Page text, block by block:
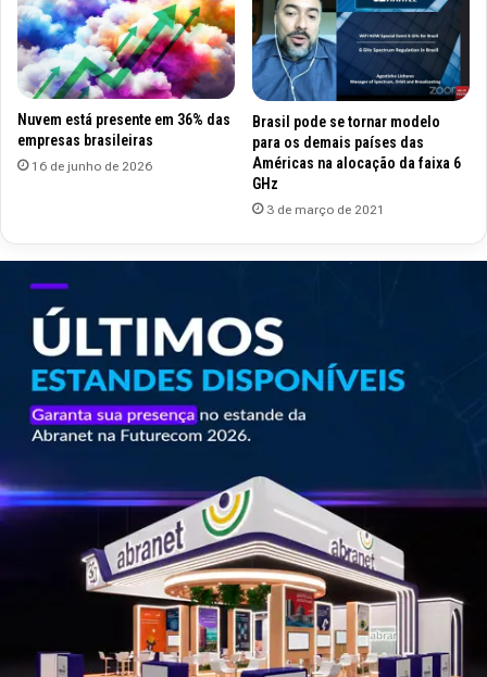
Nuvem está presente em 36% das
empresas brasileiras
16 de junho de 2026
Brasil pode se tornar modelo
para os demais países das
Américas na alocação da faixa 6
GHz
3 de março de 2021